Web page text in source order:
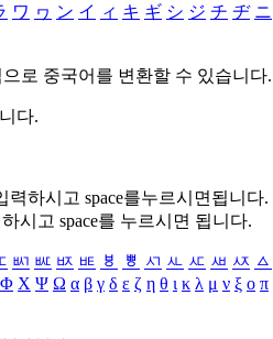
ワ ヮ ン イ ィ キ ギ シ ジ チ ヂ ニ
로 중국어를 변환할 수 있습니다.
다.
력하시고 space를누르시면됩니다.
시고 space를 누르시면 됩니다.
ㅴ ㅵ ㅶ ㅷ ㅸ ㅹ ㅺ ㅻ ㅼ ㅽ ㅾ ㅿ
Φ Χ Ψ Ω α β γ δ ε ζ η θ ι κ λ μ ν ξ ο π